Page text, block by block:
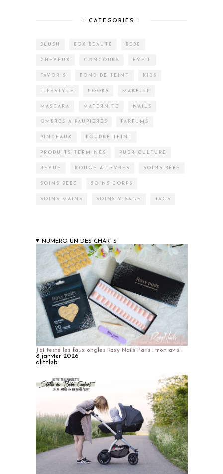
– CATEGORIES –
BLUSH BOX BEAUTÉ BÉBÉ
CHEVEUX CONCOURS EVEIL
FAVORIS FOND DE TEINT KIDS
LIFESTYLE LOOKS MAKE-UP
MASCARA MATERNITÉ NAILS
OMBRES À PAUPIÈRES PARFUMS
PINCEAUX POUDRE TEINT
PRODUITS TERMINÉS PUÉRICULTURE
REVUE ROUGE À LÈVRES SOINS BÉBÉ
SOINS BÉBÉ SOINS CORPS
SOINS MAINS SOINS VISAGE TAGS
NUMERO UN DES CHARTS
J'ai testé les faux ongles Roxy Nails Paris : mon avis !
8 janvier 2026
alittleb